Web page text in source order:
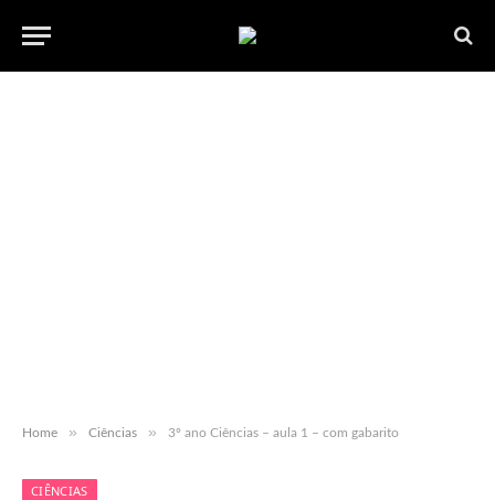
Home » Ciências » 3º ano Ciências – aula 1 – com gabarito
CIÊNCIAS